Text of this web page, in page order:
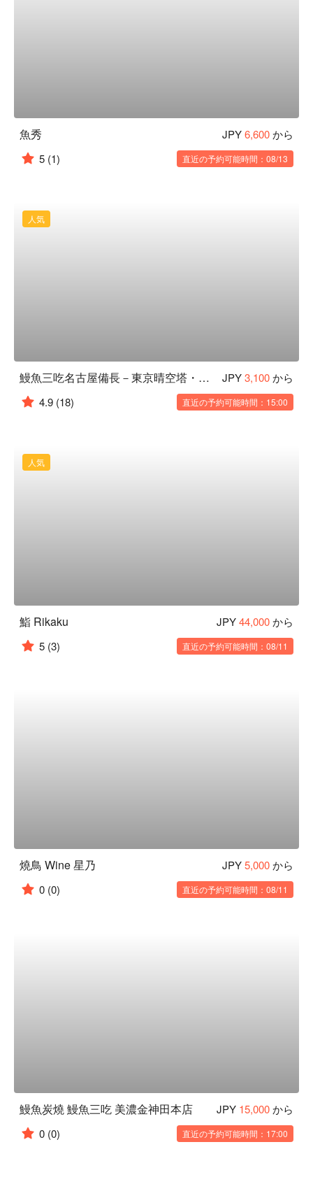
魚秀 JPY6,600から
5 (1) 直近の予約可能時間：08/13
人気
鰻魚三吃名古屋備長－東京晴空塔・Solamachi店 JPY3,100から
4.9 (18) 直近の予約可能時間：15:00
人気
鮨 Rikaku JPY44,000から
5 (3) 直近の予約可能時間：08/11
燒鳥 Wine 星乃 JPY5,000から
0 (0) 直近の予約可能時間：08/11
鰻魚炭燒 鰻魚三吃 美濃金神田本店 JPY 15,000から
0 (0) 直近の予約可能時間：17:00